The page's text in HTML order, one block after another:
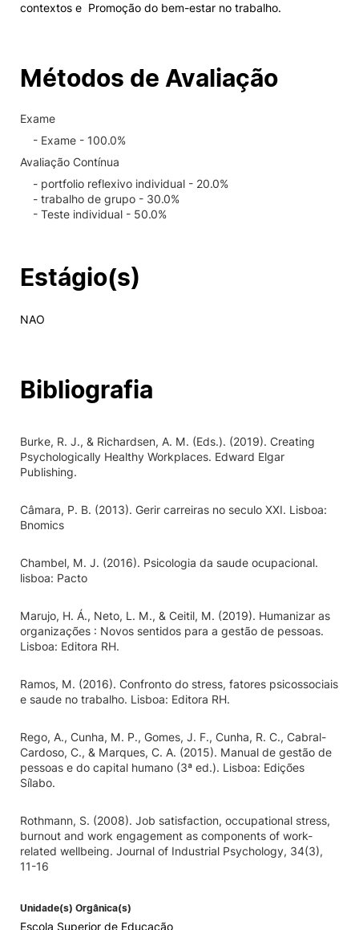
contextos e Promoção do bem-estar no trabalho.
Métodos de Avaliação
Exame
- Exame - 100.0%
Avaliação Contínua
- portfolio reflexivo individual - 20.0%
- trabalho de grupo - 30.0%
- Teste individual - 50.0%
Estágio(s)
NAO
Bibliografia
Burke, R. J., & Richardsen, A. M. (Eds.). (2019). Creating
Psychologically Healthy Workplaces. Edward Elgar
Publishing.
Câmara, P. B. (2013). Gerir carreiras no seculo XXI. Lisboa:
Bnomics
Chambel, M. J. (2016). Psicologia da saude ocupacional.
lisboa: Pacto
Marujo, H. Á., Neto, L. M., & Ceitil, M. (2019). Humanizar as
organizações : Novos sentidos para a gestão de pessoas.
Lisboa: Editora RH.
Ramos, M. (2016). Confronto do stress, fatores psicossociais
e saude no trabalho. Lisboa: Editora RH.
Rego, A., Cunha, M. P., Gomes, J. F., Cunha, R. C., Cabral-
Cardoso, C., & Marques, C. A. (2015). Manual de gestão de
pessoas e do capital humano (3ª ed.). Lisboa: Edições
Sílabo.
Rothmann, S. (2008). Job satisfaction, occupational stress,
burnout and work engagement as components of work-
related wellbeing. Journal of Industrial Psychology, 34(3),
11-16
Unidade(s) Orgânica(s)
Escola Superior de Educação